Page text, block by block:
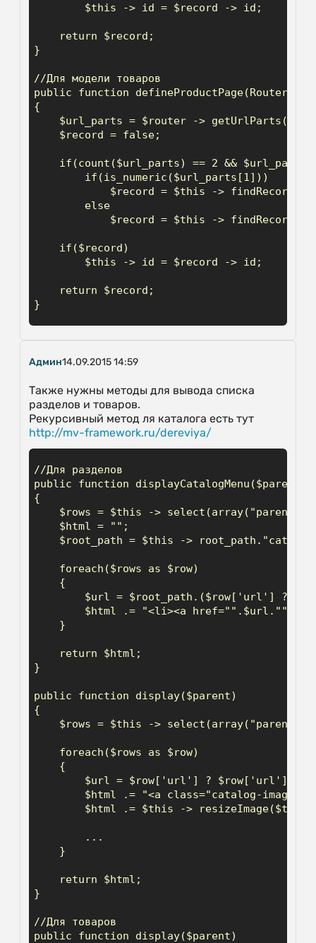
        $this -> id = $record -> id;
    return $record;
}
//Для модели товаров
public function defineProductPage(Router
{
    $url_parts = $router -> getUrlParts();
    $record = false;
if(count($url_parts) == 2 &&
        if(is_numeric($url_parts[1]))
$record = $this ->
        else
$record = $this ->
    if($record)
        $this -> id = $record -> id;
    return $record;
}
Админ14.09.2015 14:59
Также нужны методы для вывода списка
разделов и товаров.
Рекурсивный метод ля каталога есть тут
http://mv-framework.ru/dereviya/
//Для разделов
public function displayCatalogMenu($parent)
{
$rows = $this -> select(array("parent"
    $html = "";
$root_path = $this ->
    foreach($rows as $row)
    {
$url = $root_path.($row['url'] ?
$html .= "<li><a
    }
    return $html;
}
public function display($parent)
{
$rows = $this -> select(array("parent"
    foreach($rows as $row)
    {
$url = $row['url'] ? $row['url'] :
$html .= "<a class="catalog-image"
$html .= $this -> resizeImage($this
        ...
    }
    return $html;
}
//Для товаров
public function display($parent)